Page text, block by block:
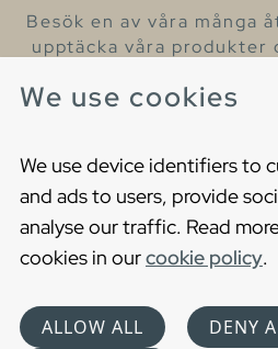
We use cookies
We use device identifiers to
and ads to users, provide
analyse our traffic. Read
cookies in ourcookie policy.
ALLOW ALL DENY
Besök en av våra många
upptäcka våra produkter
Cookies